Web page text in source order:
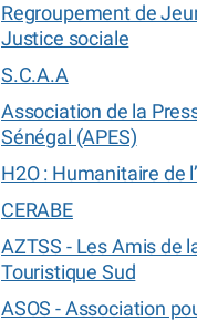
Regroupement de
Justice sociale
S.C.A.A
Association de la
Sénégal (APES)
H2O : Humanitaire de
CERABE
AZTSS - Les Amis de
Touristique Sud
ASOS - Association